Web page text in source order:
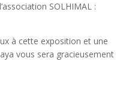
SOLHIMAL :
à cette exposition et une
vous sera gracieusement